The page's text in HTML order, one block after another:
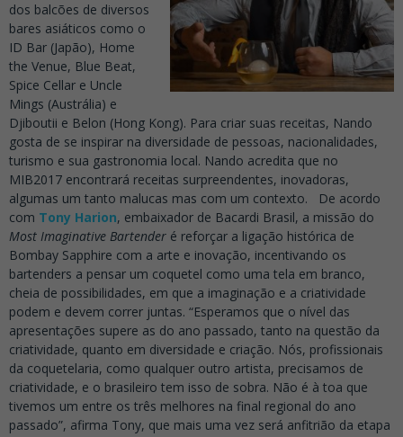
dos balcões de diversos
bares asiáticos como o
ID Bar (Japão), Home
the Venue, Blue Beat,
Spice Cellar e Uncle
Mings (Austrália) e
Djiboutii e Belon (Hong Kong). Para criar suas receitas, Nando
gosta de se inspirar na diversidade de pessoas, nacionalidades,
turismo e sua gastronomia local. Nando acredita que no
MIB2017 encontrará receitas surpreendentes, inovadoras,
algumas um tanto malucas mas com um contexto. De acordo
com Tony Harion, embaixador de Bacardi Brasil, a missão do
Most Imaginative Bartender é reforçar a ligação histórica de
Bombay Sapphire com a arte e inovação, incentivando os
bartenders a pensar um coquetel como uma tela em branco,
cheia de possibilidades, em que a imaginação e a criatividade
podem e devem correr juntas. “Esperamos que o nível das
apresentações supere as do ano passado, tanto na questão da
criatividade, quanto em diversidade e criação. Nós, profissionais
da coquetelaria, como qualquer outro artista, precisamos de
criatividade, e o brasileiro tem isso de sobra. Não é à toa que
tivemos um entre os três melhores na final regional do ano
passado”, afirma Tony, que mais uma vez será anfitrião da etapa